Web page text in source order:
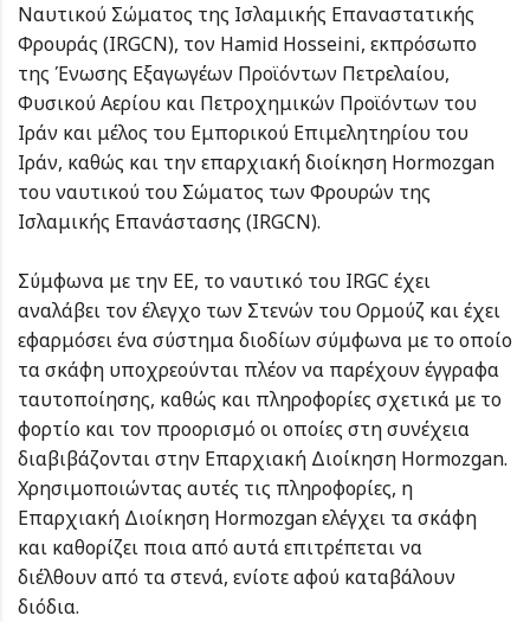
Ναυτικού Σώματος της Ισλαμικής Επαναστατικής
Φρουράς (IRGCN), τον Hamid Hosseini, εκπρόσωπο
της Ένωσης Εξαγωγέων Προϊόντων Πετρελαίου,
Φυσικού Αερίου και Πετροχημικών Προϊόντων του
Ιράν και μέλος του Εμπορικού Επιμελητηρίου του
Ιράν, καθώς και την επαρχιακή διοίκηση Hormozgan
του ναυτικού του Σώματος των Φρουρών της
Ισλαμικής Επανάστασης (IRGCN).
Σύμφωνα με την ΕΕ, το ναυτικό του IRGC έχει
αναλάβει τον έλεγχο των Στενών του Ορμούζ και έχει
εφαρμόσει ένα σύστημα διοδίων σύμφωνα με το οποίο
τα σκάφη υποχρεούνται πλέον να παρέχουν έγγραφα
ταυτοποίησης, καθώς και πληροφορίες σχετικά με το
φορτίο και τον προορισμό οι οποίες στη συνέχεια
διαβιβάζονται στην Επαρχιακή Διοίκηση Hormozgan.
Χρησιμοποιώντας αυτές τις πληροφορίες, η
Επαρχιακή Διοίκηση Hormozgan ελέγχει τα σκάφη
και καθορίζει ποια από αυτά επιτρέπεται να
διέλθουν από τα στενά, ενίοτε αφού καταβάλουν
διόδια.